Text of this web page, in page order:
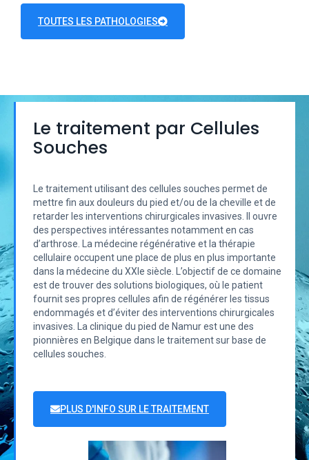
TOUTES LES PATHOLOGIES
Le traitement par Cellules
Souches​
Le traitement utilisant des cellules souches permet de
mettre fin aux douleurs du pied et/ou de la cheville et de
retarder les interventions chirurgicales invasives. Il ouvre
des perspectives intéressantes notamment en cas
d’arthrose. La médecine régénérative et la thérapie
cellulaire occupent une place de plus en plus importante
dans la médecine du XXIe siècle. L’objectif de ce domaine
est de trouver des solutions biologiques, où le patient
fournit ses propres cellules afin de régénérer les tissus
endommagés et d’éviter des interventions chirurgicales
invasives. La clinique du pied de Namur est une des
pionnières en Belgique dans le traitement sur base de
cellules souches.
PLUS D'INFO SUR LE TRAITEMENT